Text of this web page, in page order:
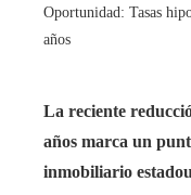
Oportunidad: Tasas
años
La reciente
años marca un
inmobiliario